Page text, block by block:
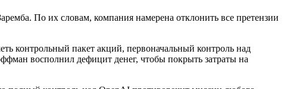
По их словам, компания намерена отклонить все претензии
контрольный пакет акций, первоначальный контроль над
восполнил дефицит денег, чтобы покрыть затраты на